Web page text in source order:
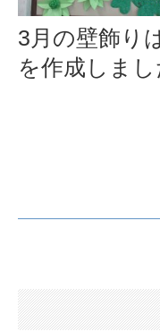
3月の壁飾り
を作成しま